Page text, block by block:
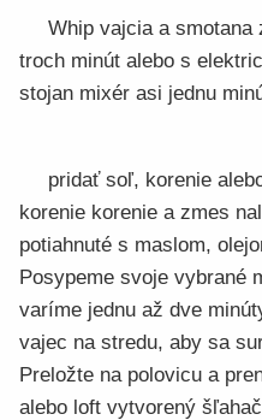
Whip vajcia a smotana
troch minút alebo s
stojan mixér asi jednu
pridať soľ, korenie
korenie korenie a zmes
potiahnuté s maslom,
Posypeme svoje vybrané
varíme jednu až dve
vajec na stredu, aby sa
Preložte na polovicu a
alebo loft vytvorený